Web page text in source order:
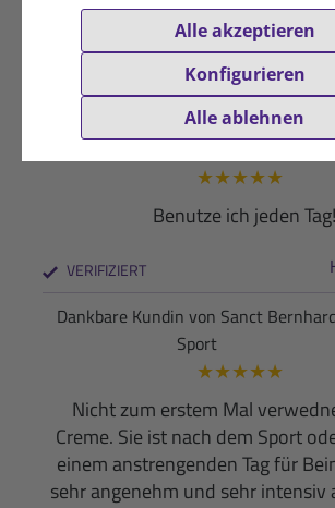
Alle akzeptieren
Konfigurieren
Alle ablehnen
Ist sehrgut
Dankbarer Kunde von Sanct Bernhard
★★★★★
Benutze ich jeden Tag!
VERIFIZIERT
Dankbare Kundin von Sanct
Sport
★★★★★
Nicht zum erstem Mal
Creme. Sie ist nach dem Sport
einem anstrengenden Tag für
sehr angenehm und sehr intensiv